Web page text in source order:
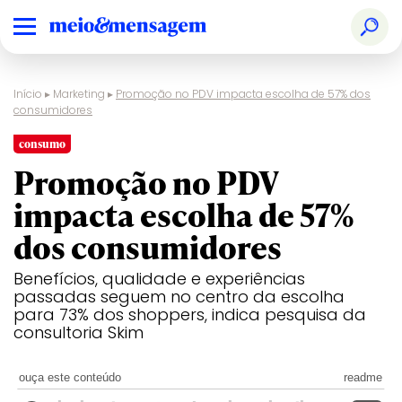
Início ▸ Marketing ▸ Promoção no PDV impacta escolha de 57% dos
consumidores
consumo
Promoção no PDV
impacta escolha de 57%
dos consumidores
Benefícios, qualidade e experiências
passadas seguem no centro da escolha
para 73% dos shoppers, indica pesquisa da
consultoria Skim
ouça este conteúdo readme